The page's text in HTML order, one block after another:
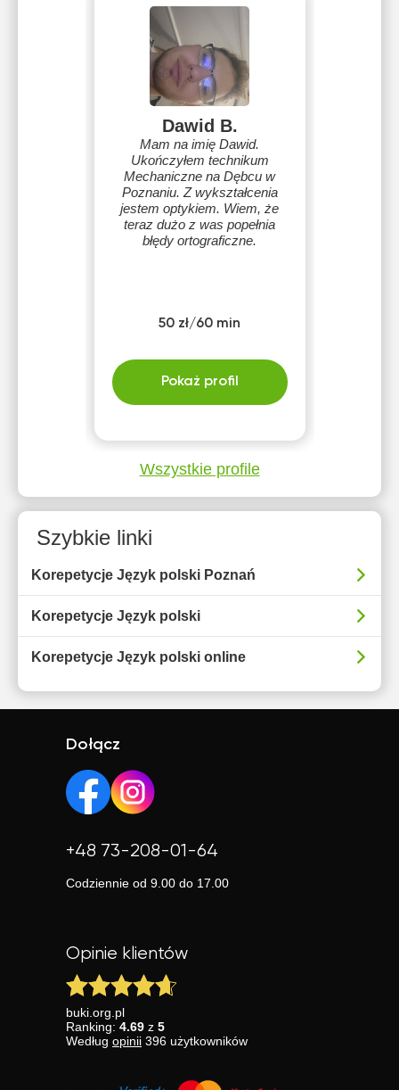
Dawid B.
Mam na imię Dawid.
Ukończyłem technikum
Mechaniczne na Dębcu w
Poznaniu. Z wykształcenia
jestem optykiem. Wiem, że
teraz dużo z was popełnia
błędy ortograficzne.
50 zł/60 min
Pokaż profil
Wszystkie profile
Szybkie linki
Korepetycje Język polski Poznań
Korepetycje Język polski
Korepetycje Język polski online
Dołącz
+48 73-208-01-64
Codziennie od 9.00 do 17.00
Opinie klientów
buki.org.pl
Ranking: 4.69 z 5
Według opinii 396 użytkowników